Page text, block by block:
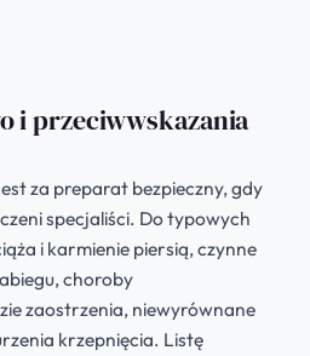
i przeciwwskazania
za preparat bezpieczny, gdy
specjaliści. Do typowych
i karmienie piersią, czynne
choroby
zaostrzenia, niewyrównane
krzepnięcia. Listę